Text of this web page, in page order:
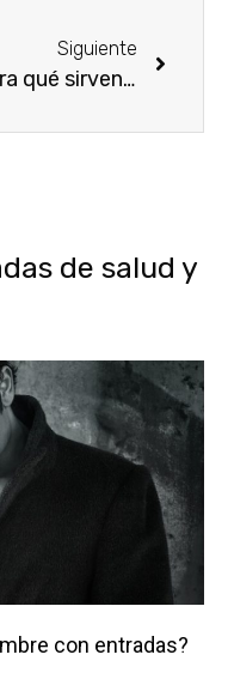
Siguiente
¿Para qué sirven y cuáles son los mejores aceites para el pelo?
de salud y
con entradas?